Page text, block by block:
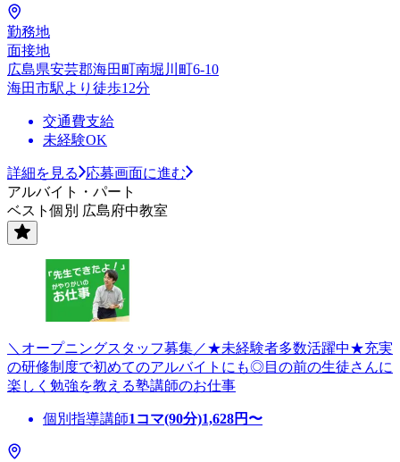
勤務地
面接地
広島県安芸郡海田町南堀川町6-10
海田市駅より徒歩12分
交通費支給
未経験OK
詳細を見る
応募画面に進む
アルバイト・パート
ベスト個別 広島府中教室
＼オープニングスタッフ募集／★未経験者多数活躍中★充実
の研修制度で初めてのアルバイトにも◎目の前の生徒さんに
楽しく勉強を教える塾講師のお仕事
個別指導講師1コマ(90分)1,628円〜